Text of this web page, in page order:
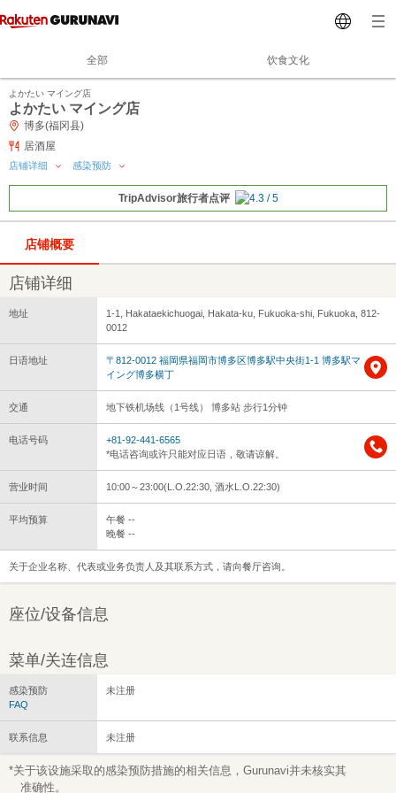
全部 饮食文化
よかたい マイング店
よかたい マイング店
博多(福冈县)
居酒屋
店铺详细 感染预防
TripAdvisor旅行者点评
店铺概要
店铺详细
地址
1-1, Hakataekichuogai, Hakata-ku, Fukuoka-shi, Fukuoka, 812-
0012
日语地址
〒812-0012 福岡県福岡市博多区博多駅中央街1-1 博多駅マ
イング博多横丁
交通 地下铁机场线（1号线） 博多站 步行1分钟
电话号码
+81-92-441-6565
*电话咨询或许只能对应日语，敬请谅解。
营业时间 10:00～23:00(L.O.22:30, 酒水L.O.22:30)
平均预算
午餐 --
晚餐 --
关于企业名称、代表或业务负责人及其联系方式，请向餐厅咨询。
座位/设备信息
菜单/关连信息
感染预防
FAQ
未注册
联系信息 未注册
*关于该设施采取的感染预防措施的相关信息，Gurunavi并未核实其
准确性。